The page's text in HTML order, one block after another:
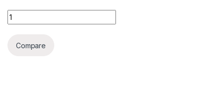
Suport de telefon Vetter pentru bicicleta/trotineta/scooter
Compare